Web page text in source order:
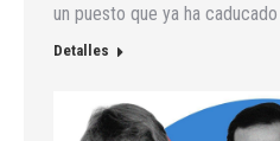
un puesto que ya ha
Detalles